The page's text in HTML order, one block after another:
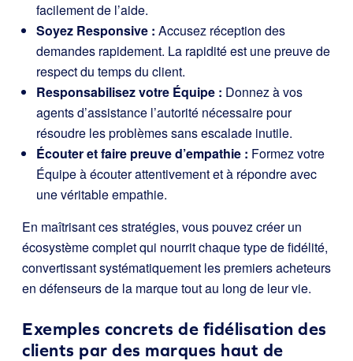
facilement de l’aide.
Soyez Responsive : Accusez réception des
demandes rapidement. La rapidité est une preuve de
respect du temps du client.
Responsabilisez votre Équipe : Donnez à vos
agents d’assistance l’autorité nécessaire pour
résoudre les problèmes sans escalade inutile.
Écouter et faire preuve d’empathie : Formez votre
Équipe à écouter attentivement et à répondre avec
une véritable empathie.
En maîtrisant ces stratégies, vous pouvez créer un
écosystème complet qui nourrit chaque type de fidélité,
convertissant systématiquement les premiers acheteurs
en défenseurs de la marque tout au long de leur vie.
Exemples concrets de fidélisation des
clients par des marques haut de